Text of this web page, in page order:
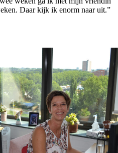
Daar kijk ik enorm naar uit.”